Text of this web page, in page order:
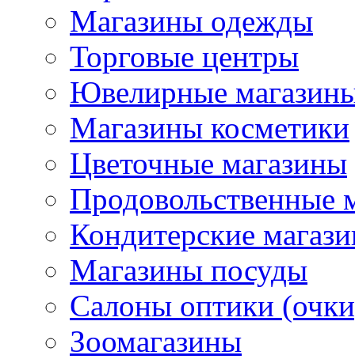
Магазины одежды
Торговые центры
Ювелирные
Магазины косметики
Цветочные магазины
Продовольственные
Кондитерские
Магазины посуды
Салоны оптики
Зоомагазины